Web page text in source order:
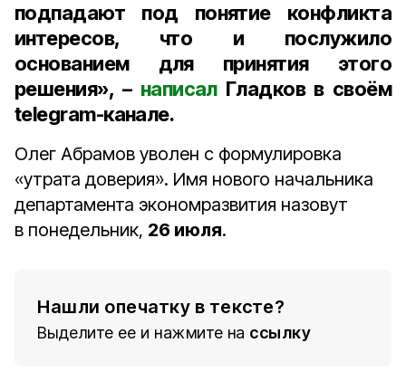
подпадают под понятие конфликта
интересов, что и послужило
основанием для принятия этого
решения», – написалГладков в своём
telegram-канале.
Олег Абрамов уволен с формулировка
«утрата доверия». Имя нового начальника
департамента экономразвития назовут
в понедельник, 26 июля.
Нашли опечатку в тексте?
Выделите ее и нажмите на ссылку